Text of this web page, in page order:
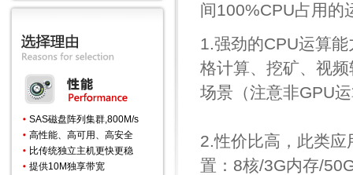
SAS磁盘阵列集群,800M/s
高性能、高可用、高安全
比传统独立主机更快更稳
提供10M独享带宽
间100%CPU占用的
1.强劲的CPU运算
格计算、挖矿、视
场景（注意非GPU
2.性价比高，此类
置：8核/3G内存/